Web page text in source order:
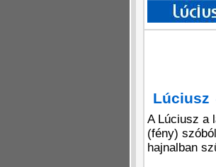
Lúciusz
A Lúciusz a
(fény)
hajnalban